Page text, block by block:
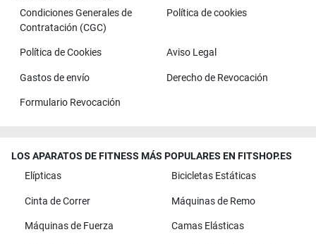
Condiciones Generales de
Contratación (CGC)
Política de cookies
Política de Cookies Aviso Legal
Gastos de envío Derecho de Revocación
Formulario Revocación
LOS APARATOS DE FITNESS MÁS POPULARES EN FITSHOP.ES
Elípticas
Bicicletas Estáticas
Cinta de Correr Máquinas de Remo
Máquinas de Fuerza Camas Elásticas